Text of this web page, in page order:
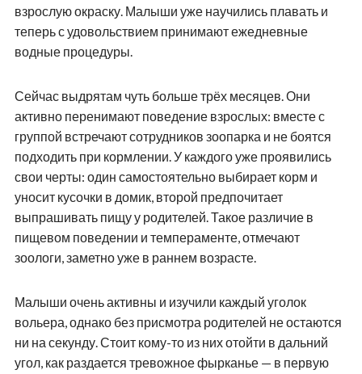
взрослую окраску. Малыши уже научились плавать и
теперь с удовольствием принимают ежедневные
водные процедуры.
Сейчас выдрятам чуть больше трёх месяцев. Они
активно перенимают поведение взрослых: вместе с
группой встречают сотрудников зоопарка и не боятся
подходить при кормлении. У каждого уже проявились
свои черты: один самостоятельно выбирает корм и
уносит кусочки в домик, второй предпочитает
выпрашивать пищу у родителей. Такое различие в
пищевом поведении и темпераменте, отмечают
зоологи, заметно уже в раннем возрасте.
Малыши очень активны и изучили каждый уголок
вольера, однако без присмотра родителей не остаются
ни на секунду. Стоит кому-то из них отойти в дальний
угол, как раздается тревожное фырканье — в первую